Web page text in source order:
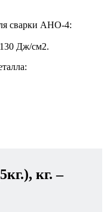
сварки АНО-4:
130 Дж/см2.
кг. –